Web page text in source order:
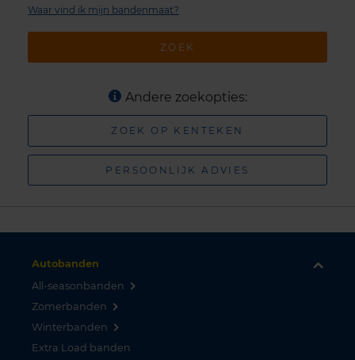
ZOEK
Waar vind ik mijn bandenmaat?
Andere zoekopties:
ZOEK OP KENTEKEN
PERSOONLIJK ADVIES
Autobanden
All-seasonbanden
Zomerbanden
Winterbanden
Extra Load banden